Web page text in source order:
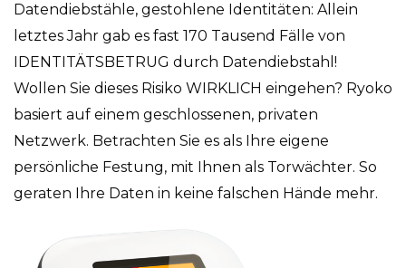
Datendiebstähle, gestohlene Identitäten: Allein
letztes Jahr gab es fast 170 Tausend Fälle von
IDENTITÄTSBETRUG durch Datendiebstahl!
Wollen Sie dieses Risiko WIRKLICH eingehen? Ryoko
basiert auf einem geschlossenen, privaten
Netzwerk. Betrachten Sie es als Ihre eigene
persönliche Festung, mit Ihnen als Torwächter. So
geraten Ihre Daten in keine falschen Hände mehr.